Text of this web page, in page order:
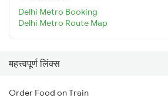
Delhi Metro Booking
Delhi Metro Route Map
महत्त्वपूर्ण लिंक्स
Order Food on Train